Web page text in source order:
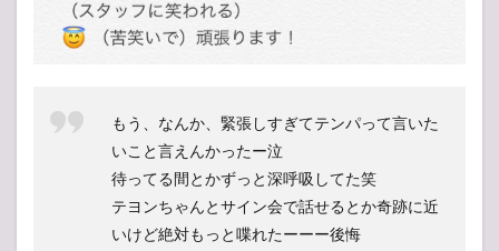
もう、なんか、緊張しすぎてテンパって言いた
いこと言えんかったー泣
待ってる間とかずっと深呼吸してた笑
テヨンちゃんとサイン会で話せるとか奇跡に近
いけど絶対もっと喋れたーーー後悔